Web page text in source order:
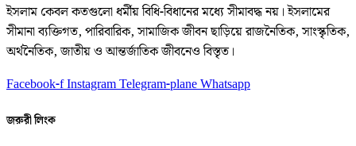
ইসলাম কেবল কতগুলো ধর্মীয় বিধি-বিধানের মধ্যে সীমাবদ্ধ নয়। ইসলামের
সীমানা ব্যক্তিগত, পারিবারিক, সামাজিক জীবন ছাড়িয়ে রাজনৈতিক, সাংস্কৃতিক,
অর্থনৈতিক, জাতীয় ও আন্তর্জাতিক জীবনেও বিস্তৃত।
Facebook-fInstagramTelegram-planeWhatsapp
জরুরী লিংক